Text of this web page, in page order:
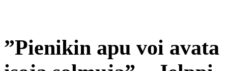
”Pienikin apu voi avata